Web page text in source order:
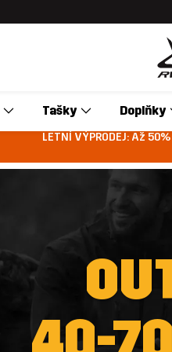
Tašky Doplňky
LETNÍ VÝPRODEJ: Až